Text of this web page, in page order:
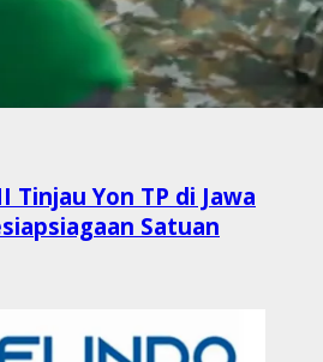
Tinjau Yon TP di Jawa
Satuan